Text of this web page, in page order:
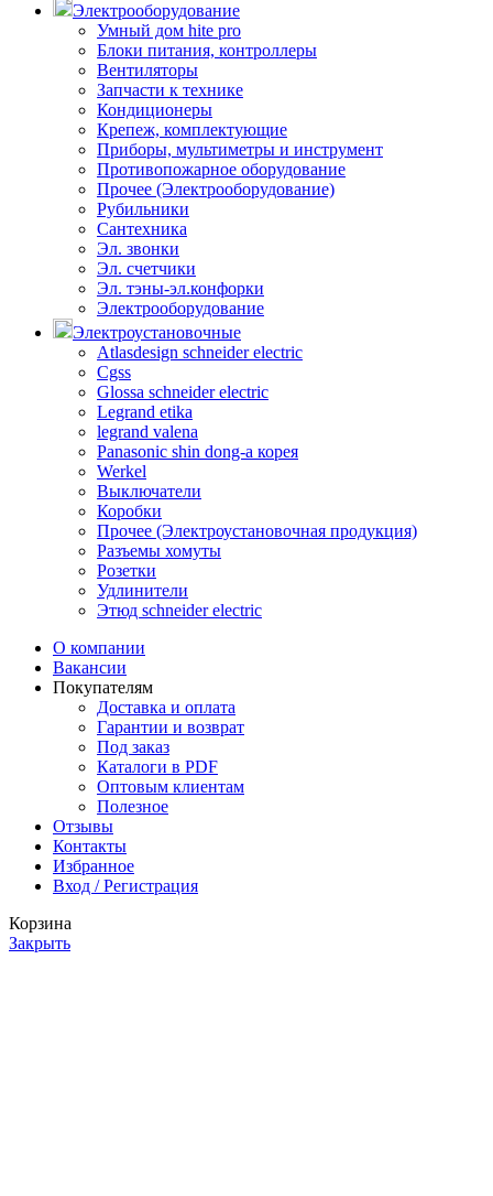
Электрооборудование
Умный дом hite pro
Блоки питания, контроллеры
Вентиляторы
Запчасти к технике
Кондиционеры
Крепеж, комплектующие
Приборы, мультиметры и инструмент
Противопожарное оборудование
Прочее (Электрооборудование)
Рубильники
Сантехника
Эл. звонки
Эл. счетчики
Эл. тэны-эл.конфорки
Электрооборудование
Электроустановочные
Atlasdesign schneider electric
Cgss
Glossa schneider electric
Legrand etika
legrand valena
Panasonic shin dong-a корея
Werkel
Выключатели
Коробки
Прочее (Электроустановочная продукция)
Разъемы хомуты
Розетки
Удлинители
Этюд schneider electric
О компании
Вакансии
Покупателям
Доставка и оплата
Гарантии и возврат
Под заказ
Каталоги в PDF
Оптовым клиентам
Полезное
Отзывы
Контакты
Избранное
Вход / Регистрация
Корзина
Закрыть